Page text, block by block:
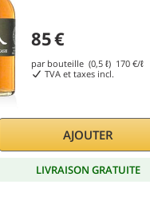
85€
par bouteille (0,5 ℓ) 170 €/ℓ
TVA et taxes incl.
AJOUTER
LIVRAISON GRATUITE